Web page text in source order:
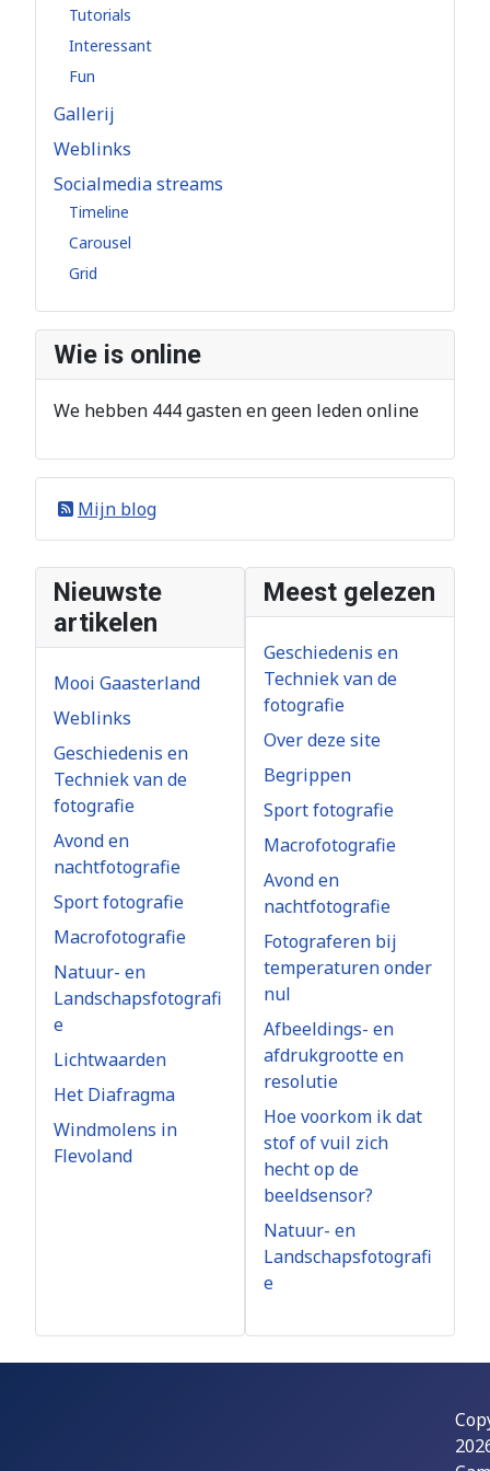
Tutorials
Interessant
Fun
Gallerij
Weblinks
Socialmedia streams
Timeline
Carousel
Grid
Wie is online
We hebben 444 gasten en geen leden online
Mijn blog
Nieuwste
artikelen
Mooi Gaasterland
Weblinks
Geschiedenis en
Techniek van de
fotografie
Avond en
nachtfotografie
Sport fotografie
Macrofotografie
Natuur- en
Landschapsfotografi
e
Lichtwaarden
Het Diafragma
Windmolens in
Flevoland
Meest gelezen
Geschiedenis en
Techniek van de
fotografie
Over deze site
Begrippen
Sport fotografie
Macrofotografie
Avond en
nachtfotografie
Fotograferen bij
temperaturen onder
nul
Afbeeldings- en
afdrukgrootte en
resolutie
Hoe voorkom ik dat
stof of vuil zich
hecht op de
beeldsensor?
Natuur- en
Landschapsfotografi
e